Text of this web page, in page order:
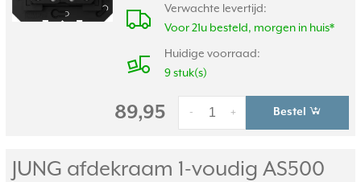
Verwachte levertijd:
Voor 21u besteld, morgen in huis*
Huidige voorraad:
9 stuk(s)
89,95 +
- Bestel
JUNG afdekraam 1-voudig AS500